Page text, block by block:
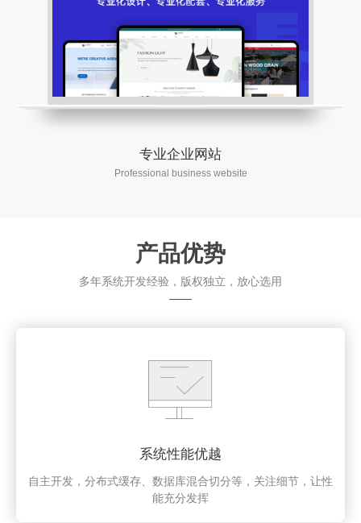
预览 咨询
专业企业网站
Professional business website
产品优势
多年系统开发经验，版权独立，放心选用
系统性能优越
自主开发，分布式缓存、数据库混合切分等，关注细节，让性
能充分发挥